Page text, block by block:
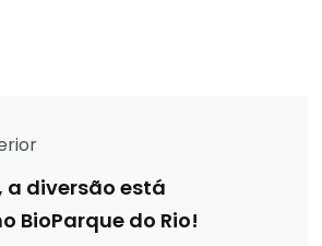
a diversão está
BioParque do Rio!